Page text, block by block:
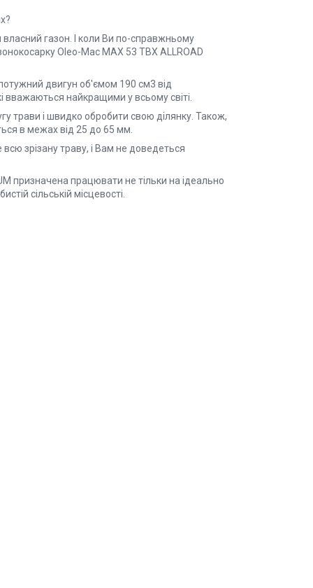
газон. І коли Ви по-справжньому
Оlео-Мас MAX 53 TBX ALLROAD
двигун об'ємом 190 см3 від
вважаються найкращими у всьому світі.
трави і швидко обробити свою ділянку. Також,
в межах від 25 до 65 мм.
зрізану траву, і Вам не доведеться
призначена працювати не тільки на ідеально
сільській місцевості.